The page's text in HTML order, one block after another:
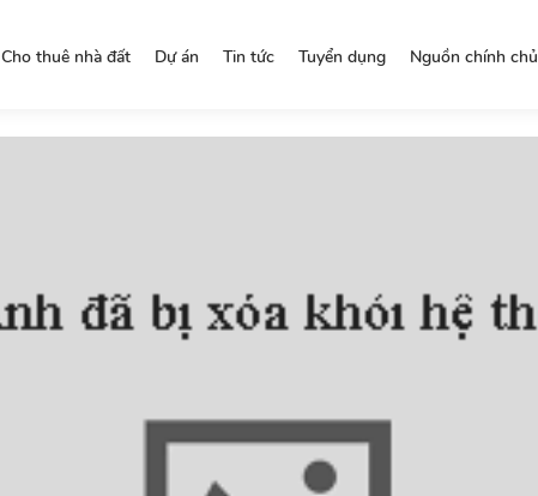
Cho thuê nhà đất Dự án Tin tức Tuyển dụng Nguồn chính chủ